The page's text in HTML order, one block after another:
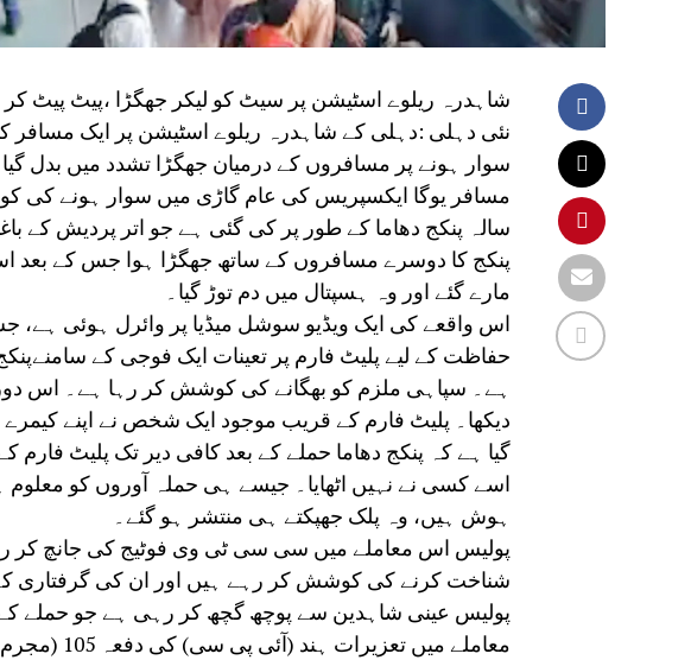
شاہدرہ ریلوے اسٹیشن پر سیٹ کو لیکر جھگڑا ،پیٹ پیٹ
نئی دہلی :دہلی کے شاہدرہ ریلوے اسٹیشن پر ایک مسافر
سوار ہونے پر مسافروں کے درمیان جھگڑا تشدد میں بدل
سالہ پنکج دھاما کے طور پر کی گئی ہے جو اتر پردیش کے
پنکج کا دوسرے مسافروں کے ساتھ جھگڑا ہوا جس کے بعد اس
مارے گئے اور وہ ہسپتال میں دم توڑ گیا۔
اس واقعے کی ایک ویڈیو سوشل میڈیا پر وائرل ہوئی
حفاظت کے لیے پلیٹ فارم پر تعینات ایک فوجی کے
ہے۔ سپاہی ملزم کو بھگانے کی کوشش کر رہا ہے۔ اس
دیکھا۔ پلیٹ فارم کے قریب موجود ایک شخص نے اپنے کیمرے
گیا ہے کہ پنکج دھاما حملے کے بعد کافی دیر تک پلیٹ
اسے کسی نے نہیں اٹھایا۔ جیسے ہی حملہ آوروں کو معلوم
ہوش ہیں، وہ پلک جھپکتے ہی منتشر ہو گئے۔
پولیس اس معاملے میں سی سی ٹی وی فوٹیج کی جانچ کر
شناخت کرنے کی کوشش کر رہے ہیں اور ان کی گرفتاری کے
پولیس عینی شاہدین سے پوچھ گچھ کر رہی ہے جو حملے